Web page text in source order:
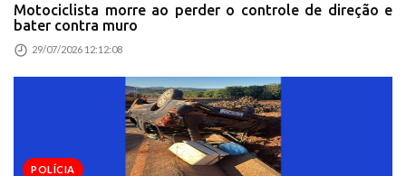
Motociclista morre ao perder o controle de direção e
bater contra muro
29/07/2026 12:12:08
POLÍCIA